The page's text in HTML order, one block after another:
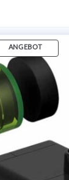
ANGEBOT